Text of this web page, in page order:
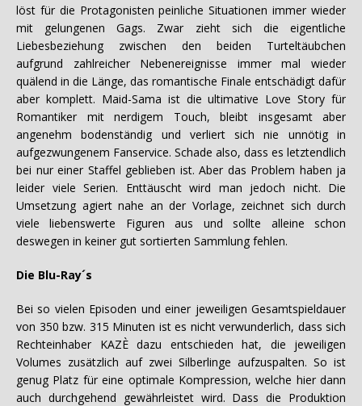
löst für die Protagonisten peinliche Situationen immer wieder
mit gelungenen Gags. Zwar zieht sich die eigentliche
Liebesbeziehung zwischen den beiden Turteltäubchen
aufgrund zahlreicher Nebenereignisse immer mal wieder
quälend in die Länge, das romantische Finale entschädigt dafür
aber komplett. Maid-Sama ist die ultimative Love Story für
Romantiker mit nerdigem Touch, bleibt insgesamt aber
angenehm bodenständig und verliert sich nie unnötig in
aufgezwungenem Fanservice. Schade also, dass es letztendlich
bei nur einer Staffel geblieben ist. Aber das Problem haben ja
leider viele Serien. Enttäuscht wird man jedoch nicht. Die
Umsetzung agiert nahe an der Vorlage, zeichnet sich durch
viele liebenswerte Figuren aus und sollte alleine schon
deswegen in keiner gut sortierten Sammlung fehlen.
Die Blu-Ray´s
Bei so vielen Episoden und einer jeweiligen Gesamtspieldauer
von 350 bzw. 315 Minuten ist es nicht verwunderlich, dass sich
Rechteinhaber KAZÈ dazu entschieden hat, die jeweiligen
Volumes zusätzlich auf zwei Silberlinge aufzuspalten. So ist
genug Platz für eine optimale Kompression, welche hier dann
auch durchgehend gewährleistet wird. Dass die Produktion